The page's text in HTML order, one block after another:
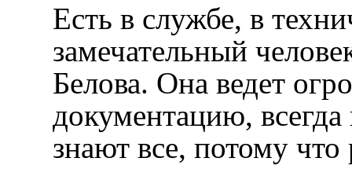
Есть в службе, в
замечательный
Белова. Она ведет
документацию,
знают все, потому что